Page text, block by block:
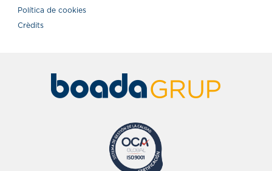
Política de cookies
Crèdits